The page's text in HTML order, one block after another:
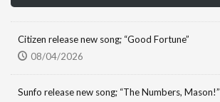
Citizen release new song; “Good Fortune”
08/04/2026
Sunfo release new song; “The Numbers, Mason!”